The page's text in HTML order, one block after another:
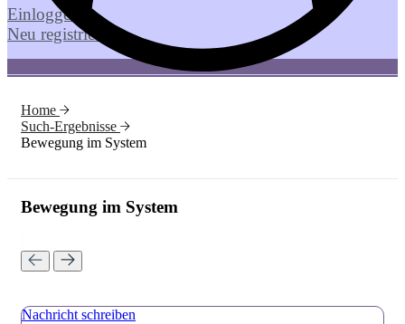
Einloggen
Neu registrieren
Home
Such-Ergebnisse
Bewegung im System
Bewegung im System
Nachricht schreiben